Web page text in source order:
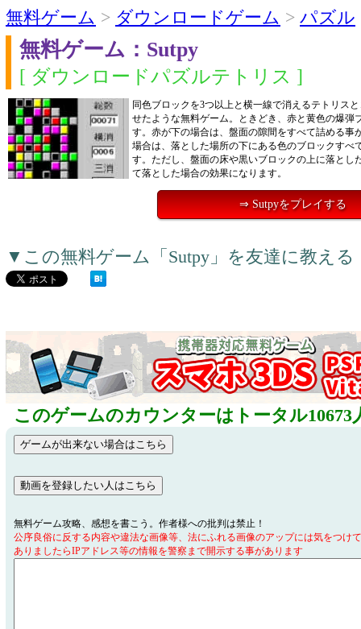
無料ゲーム > ダウンロードゲーム > パズル
無料ゲーム：Sutpy
[ ダウンロードパズルテトリス ]
同色ブロックを3つ以上と横一線で消えるテトリス
せたような無料ゲーム。ときどき、赤と黄色の爆弾
す。赤が下の場合は、盤面の隙間をすべて詰める事
場合は、落とした場所の下にある色のブロックすべ
す。ただし、盤面の床や黒いブロックの上に落とし
て落とした場合の効果になります。
⇒ Sutpyをプレイする
▼この無料ゲーム「Sutpy」を友達に教え
このゲームのカウンターはトータル10673
無料ゲーム攻略、感想を書こう。作者様への批判は禁止！
公序良俗に反する内容や違法な画像等、法にふれる画像のアップには気をつけ
ありましたらIPアドレス等の情報を警察まで開示する事があります